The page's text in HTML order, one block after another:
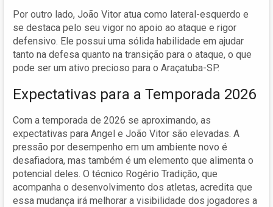
Por outro lado, João Vitor atua como lateral-esquerdo e
se destaca pelo seu vigor no apoio ao ataque e rigor
defensivo. Ele possui uma sólida habilidade em ajudar
tanto na defesa quanto na transição para o ataque, o que
pode ser um ativo precioso para o Araçatuba-SP.
Expectativas para a Temporada 2026
Com a temporada de 2026 se aproximando, as
expectativas para Angel e João Vitor são elevadas. A
pressão por desempenho em um ambiente novo é
desafiadora, mas também é um elemento que alimenta o
potencial deles. O técnico Rogério Tradição, que
acompanha o desenvolvimento dos atletas, acredita que
essa mudança irá melhorar a visibilidade dos jogadores a